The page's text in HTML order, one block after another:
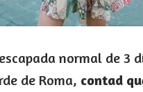
normal de 3
de Roma, contad